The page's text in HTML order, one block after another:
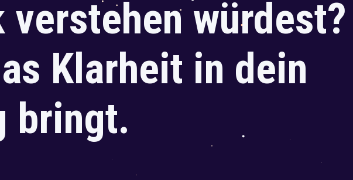
würdest?
Klarheit in dein
bringt.